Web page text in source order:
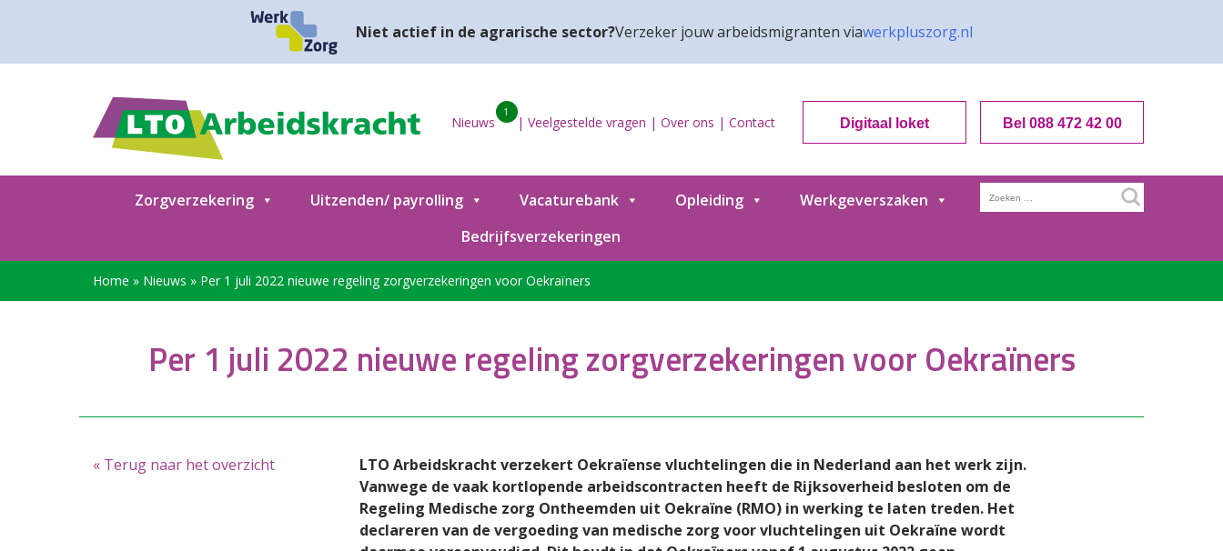
Niet actief in de agrarische sector?Verzeker jouw arbeidsmigranten viawerkpluszorg.nl
Nieuws
1
| Veelgestelde vragen | Over ons | Contact Digitaal loket Bel 088 472 42 00
Zorgverzekering Uitzenden/ payrolling Vacaturebank Opleiding
Werkgeverszaken
Bedrijfsverzekeringen
Zoeken
naar:
Home » Nieuws » Per 1 juli 2022 nieuwe regeling zorgverzekeringen voor Oekraïners
Per 1 juli 2022 nieuwe regeling zorgverzekeringen voor Oekraïners
« Terug naar het overzicht
LTO Arbeidskracht verzekert Oekraïense vluchtelingen die in Nederland aan het werk zijn.
Vanwege de vaak kortlopende arbeidscontracten heeft de Rijksoverheid besloten om de
Regeling Medische zorg Ontheemden uit Oekraïne (RMO) in werking te laten treden. Het
declareren van de vergoeding van medische zorg voor vluchtelingen uit Oekraïne wordt